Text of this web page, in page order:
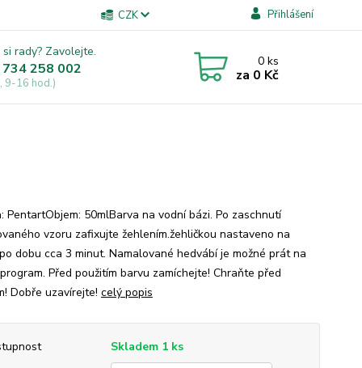
CZK Přihlášení
rady? Zavolejte.
258 002
9-16 hod.)
0ks
za 0 Kč
PentartObjem: 50mlBarva na vodní bázi. Po zaschnutí
vzoru zafixujte žehlením.žehličkou nastaveno na
dobu cca 3 minut. Namalované hedvábí je možné prát na
Před použitím barvu zamíchejte! Chraňte před
Dobře uzavírejte! celý popis
Skladem 1 ks